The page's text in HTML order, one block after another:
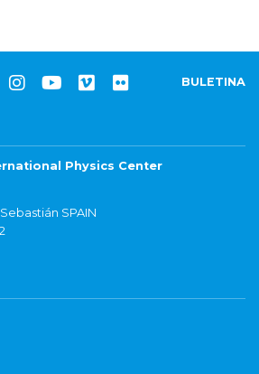
BULETINA
Physics Center
SPAIN